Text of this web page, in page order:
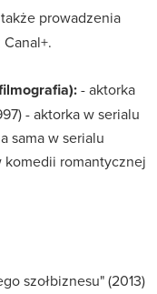
prowadzenia
- aktorka
- aktorka w serialu
sama w serialu
komedii romantycznej
szołbiznesu" (2013)